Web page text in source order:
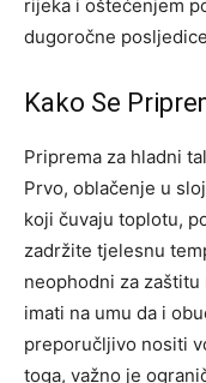
rijeka i oštećenjem
dugoročne
Kako Se
Priprema za hladni
Prvo, oblačenje u
koji čuvaju toplotu,
zadržite tjelesnu
neophodni za
imati na umu da i
preporučljivo nositi
toga, važno je